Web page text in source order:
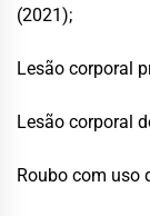
(2021);
Lesão corporal
Lesão corporal
Roubo com uso